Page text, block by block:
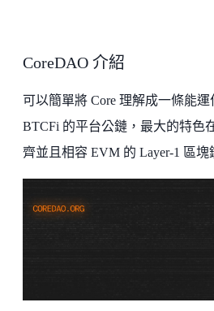
CoreDAO 介紹
可以簡單將 Core 理解成一條能
BTCFi 的平台公鏈，最大的特色
齊並且相容 EVM 的 Layer-1 區塊